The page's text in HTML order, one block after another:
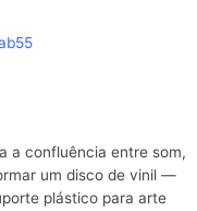
a confluência entre som,
um disco de vinil —
plástico para arte